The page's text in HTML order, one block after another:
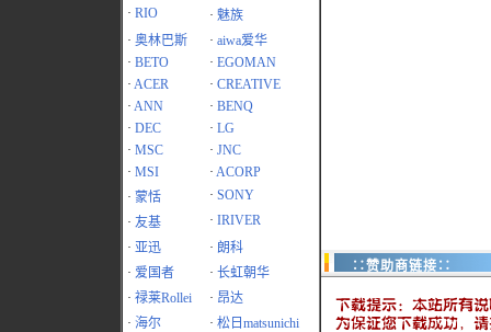
· RIO · 魅族
· 奥林巴斯 · aiwa爱华
· BETO · EGOMAN
· ACER · CREATIVE
· ANN · BENQ
· DEC · LG
· MSC · JNC
· MSI · ACORP
· 蒙恬 · SONY
· 友基 · IRIVER
· 亚迅 · 朗科
· 爱国者 · 长虹朝华
· 禄莱Rollei · 昂达
· 海尔 · 松日matsunichi
∷赞助商链接∷